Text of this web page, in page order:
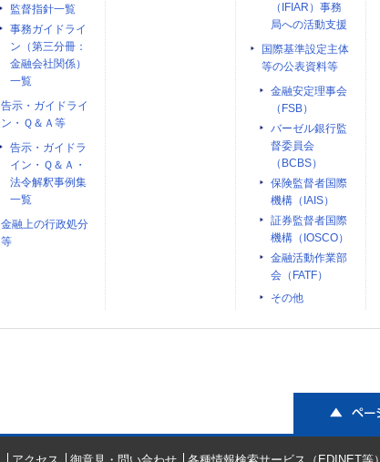
監督指針一覧
事務ガイドライ
ン（第三分冊：
金融会社関係）
一覧
告示・ガイドライ
ン・Ｑ＆Ａ等
告示・ガイドラ
イン・Ｑ＆Ａ・
法令解釈事例集
一覧
金融上の行政処分
等
（IFIAR）事務
局への活動支援
国際基準設定主体
等の公表資料等
金融安定理事会
（FSB）
バーゼル銀行監
督委員会
（BCBS）
保険監督者国際
機構（IAIS）
証券監督者国際
機構（IOSCO）
金融活動作業部
会（FATF）
その他